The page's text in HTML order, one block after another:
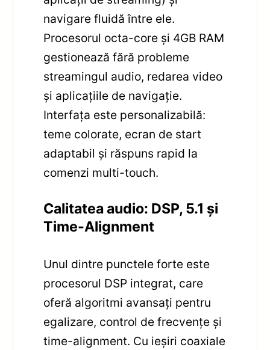
navigare fluidă între ele.
Procesorul octa-core și 4GB RAM
gestionează fără probleme
streamingul audio, redarea video
și aplicațiile de navigație.
Interfața este personalizabilă:
teme colorate, ecran de start
adaptabil și răspuns rapid la
comenzi multi-touch.
Calitatea audio: DSP, 5.1 și
Time-Alignment
Unul dintre punctele forte este
procesorul DSP integrat, care
oferă algoritmi avansați pentru
egalizare, control de frecvențe și
time-alignment. Cu ieșiri coaxiale